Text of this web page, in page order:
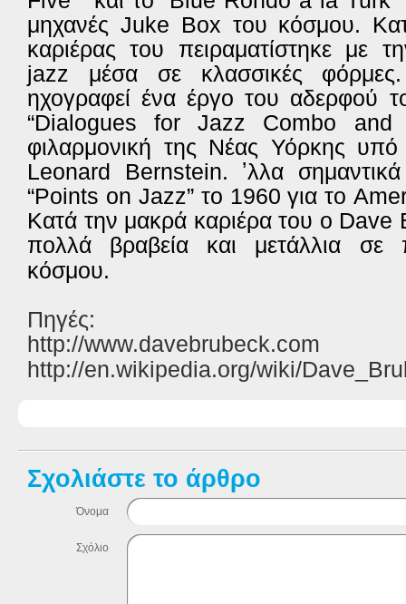
μηχανές Juke Box του κόσμου.
καριέρας του πειραματίστηκε με
jazz μέσα σε κλασσικές
ηχογραφεί ένα έργο του αδερφού
“Dialogues for Jazz Combo and
φιλαρμονική της Νέας Υόρκης
Leonard Bernstein. ʼλλα
“Points on Jazz” το 1960 για το
Κατά την μακρά καριέρα του ο Dave
πολλά βραβεία και μετάλλια σε
κόσμου.
Πηγές:
http://www.davebrubeck.com
http://en.wikipedia.org/wiki/
Σχολιάστε το άρθρο
Όνομα
Σχόλιο